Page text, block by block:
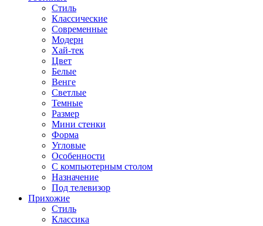
Стиль
Классические
Современные
Модерн
Хай-тек
Цвет
Белые
Венге
Светлые
Темные
Размер
Мини стенки
Форма
Угловые
Особенности
С компьютерным столом
Назначение
Под телевизор
Прихожие
Стиль
Классика